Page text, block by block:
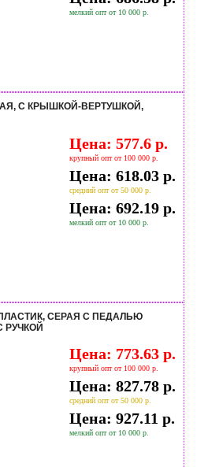
мелкий опт от 10 000 р.
С КРЫШКОЙ-ВЕРТУШКОЙ,
Цена: 577.6 р.
крупный опт от 100 000 р.
Цена: 618.03 р.
средний опт от 50 000 р.
Цена: 692.19 р.
мелкий опт от 10 000 р.
СЕРАЯ С ПЕДАЛЬЮ
РУЧКОЙ
Цена: 773.63 р.
крупный опт от 100 000 р.
Цена: 827.78 р.
средний опт от 50 000 р.
Цена: 927.11 р.
мелкий опт от 10 000 р.